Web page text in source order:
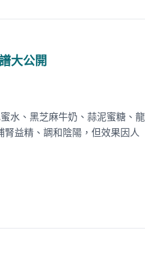
大公開
水、黑芝麻牛奶、蒜泥蜜糖、龍
益精、調和陰陽，但效果因人